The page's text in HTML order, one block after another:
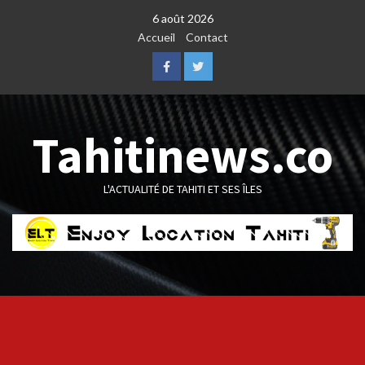
6 août 2026
Accueil
Contact
FacebookTwitter
Tahitinews.co
L'ACTUALITÉ DE TAHITI ET SES ÎLES